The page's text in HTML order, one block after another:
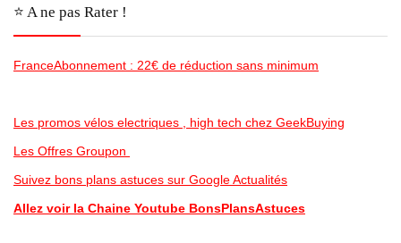
⭐️ A ne pas Rater !
FranceAbonnement : 22€ de réduction sans minimum
Les promos vélos electriques , high tech chez GeekBuying
Les Offres Groupon
Suivez bons plans astuces sur Google Actualités
Allez voir la Chaine Youtube BonsPlansAstuces